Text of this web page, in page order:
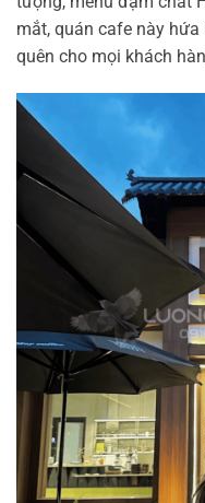
mắt, quán cafe này
quên cho mọi khách